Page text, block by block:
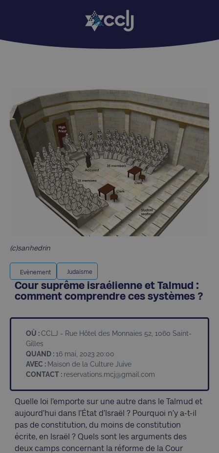
(c)sanhedrin
Evènement Judaïsme
Cour suprême israélienne et Talmud :
comment comprendre ces systèmes ?
OÙ :CCLJ - Rue Hôtel des Monnaies 52, 1060 Saint-
Gilles
QUAND :16 mai, 2023 20:00
AVEC : Maison de la Culture Juive
CONTACT : reservations.mcj@gmail.com
Quelle loi l’emporte sur une autre dans le Talmud et
aujourd’hui dans l’État d’Israël ? Pourquoi n’y a-t-il
pas de constitution, du moins de constitution
écrite, en Israël ? Quels sont les arguments des
deux camps concernant la réforme de la Cour